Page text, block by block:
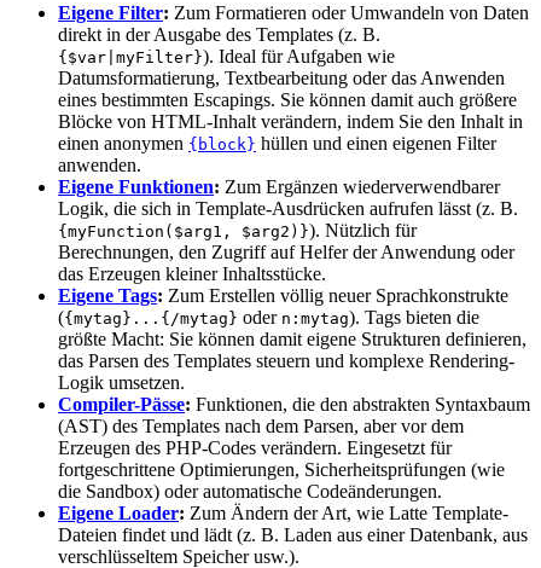
Eigene Filter: Zum Formatieren oder Umwandeln von Daten
direkt in der Ausgabe des Templates (z. B.
{$var|myFilter}). Ideal für Aufgaben wie
Datumsformatierung, Textbearbeitung oder das Anwenden
eines bestimmten Escapings. Sie können damit auch größere
Blöcke von HTML-Inhalt verändern, indem Sie den Inhalt in
einen anonymen {block} hüllen und einen eigenen Filter
anwenden.
Eigene Funktionen: Zum Ergänzen wiederverwendbarer
Logik, die sich in Template-Ausdrücken aufrufen lässt (z. B.
{myFunction($arg1, $arg2)}). Nützlich für
Berechnungen, den Zugriff auf Helfer der Anwendung oder
das Erzeugen kleiner Inhaltsstücke.
Eigene Tags: Zum Erstellen völlig neuer Sprachkonstrukte
({mytag}...{/mytag} oder n:mytag). Tags bieten die
größte Macht: Sie können damit eigene Strukturen definieren,
das Parsen des Templates steuern und komplexe Rendering-
Logik umsetzen.
Compiler-Pässe: Funktionen, die den abstrakten Syntaxbaum
(AST) des Templates nach dem Parsen, aber vor dem
Erzeugen des PHP-Codes verändern. Eingesetzt für
fortgeschrittene Optimierungen, Sicherheitsprüfungen (wie
die Sandbox) oder automatische Codeänderungen.
Eigene Loader: Zum Ändern der Art, wie Latte Template-
Dateien findet und lädt (z. B. Laden aus einer Datenbank, aus
verschlüsseltem Speicher usw.).